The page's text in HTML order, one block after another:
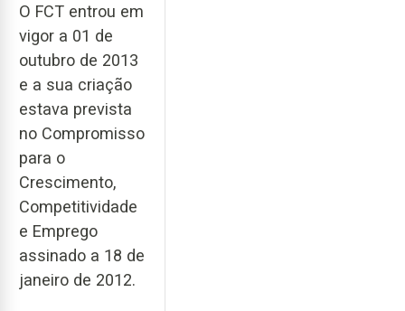
O FCT entrou em
vigor a 01 de
outubro de 2013
e a sua criação
estava prevista
no Compromisso
para o
Crescimento,
Competitividade
e Emprego
assinado a 18 de
janeiro de 2012.